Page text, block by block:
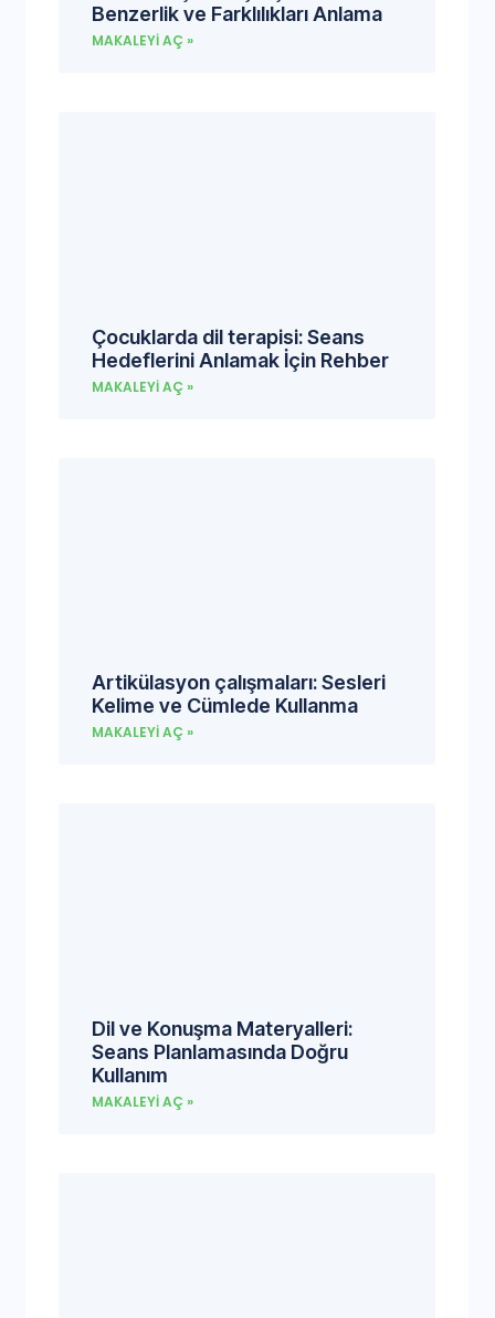
Benzerlik ve Farklılıkları Anlama
MAKALEYI AÇ »
Çocuklarda dil terapisi: Seans
Hedeflerini Anlamak İçin Rehber
MAKALEYI AÇ »
Artikülasyon çalışmaları: Sesleri
Kelime ve Cümlede Kullanma
MAKALEYI AÇ »
Dil ve Konuşma Materyalleri:
Seans Planlamasında Doğru
Kullanım
MAKALEYI AÇ »